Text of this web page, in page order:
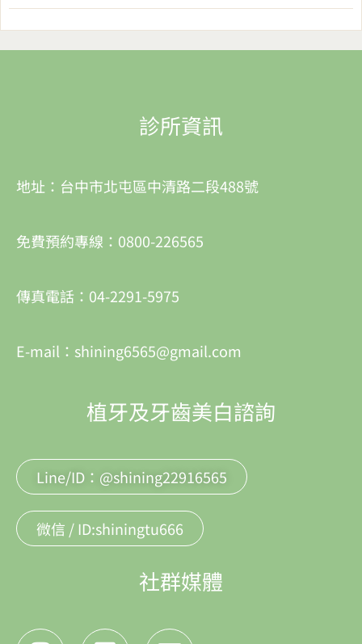
診所資訊
地址：台中市北屯區中清路二段488號
免費預約專線：0800-226565
傳真電話：04-2291-5975
E-mail：shining6565@gmail.com
植牙及牙齒美白諮詢
Line/ID：@shining22916565
微信 / ID:shiningtu666
社群媒體